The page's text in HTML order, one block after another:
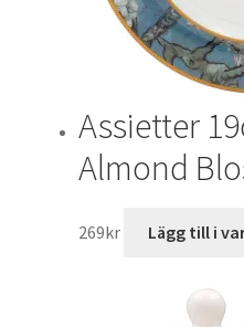
Assietter
Almond
269kr Lägg till i